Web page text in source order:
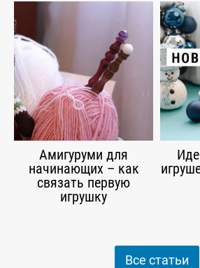
Амигуруми для
начинающих – как
связать первую
игрушку
Все статьи